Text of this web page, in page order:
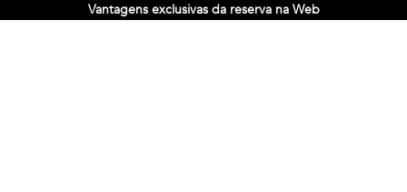
Vantagens exclusivas da reserva na Web
SEDE